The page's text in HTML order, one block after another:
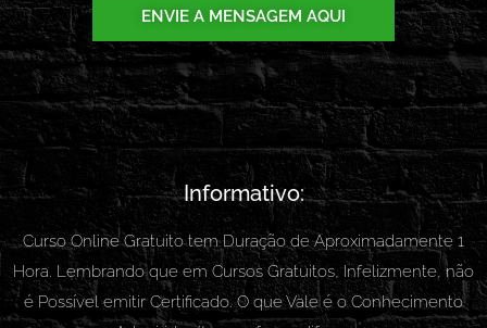
ENVIE A MENSAGEM AQUI
Informativo:
Curso Online Gratuito tem Duração de Aproximadamente 1
Hora. Lembrando que em Cursos Gratuitos, Infelizmente, não
é Possível emitir Certificado. O que Vale é o Conhecimento